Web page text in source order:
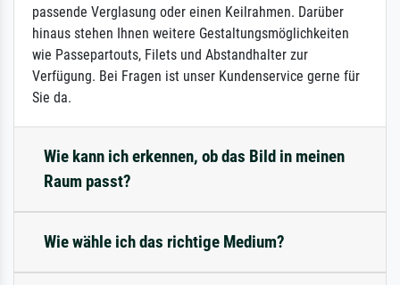
passende Verglasung oder einen Keilrahmen. Darüber
hinaus stehen Ihnen weitere Gestaltungsmöglichkeiten
wie Passepartouts, Filets und Abstandhalter zur
Verfügung. Bei Fragen ist unser Kundenservice gerne für
Sie da.
Wie kann ich erkennen, ob das Bild in meinen
Raum passt?
Wie wähle ich das richtige Medium?